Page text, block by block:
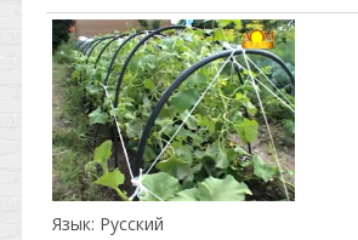
Язык: Русский